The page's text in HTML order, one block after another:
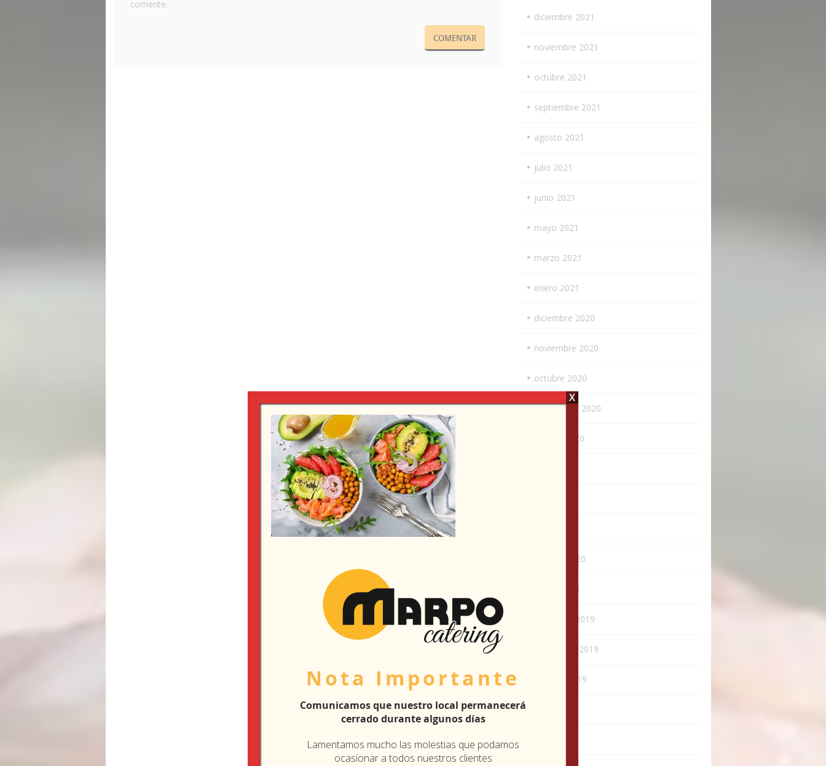
comente.
diciembre 2021
noviembre 2021
octubre 2021
septiembre 2021
agosto 2021
julio 2021
junio 2021
mayo 2021
marzo 2021
enero 2021
diciembre 2020
noviembre 2020
octubre 2020
septiembre 2020
agosto 2020
febrero 2020
enero 2020
diciembre 2019
noviembre 2019
octubre 2019
Nota Importante
Comunicamos que nuestro local permanecerá
cerrado durante algunos días
Lamentamos mucho las molestias que podamos
ocasionar a todos nuestros clientes
X